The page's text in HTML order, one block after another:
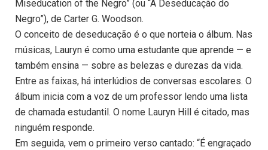
Miseducation of the Negro” (ou “A Deseducação do
Negro”), de Carter G. Woodson.
O conceito de deseducação é o que norteia o álbum. Nas
músicas, Lauryn é como uma estudante que aprende — e
também ensina — sobre as belezas e durezas da vida.
Entre as faixas, há interlúdios de conversas escolares. O
álbum inicia com a voz de um professor lendo uma lista
de chamada estudantil. O nome Lauryn Hill é citado, mas
ninguém responde.
Em seguida, vem o primeiro verso cantado: “É engraçado